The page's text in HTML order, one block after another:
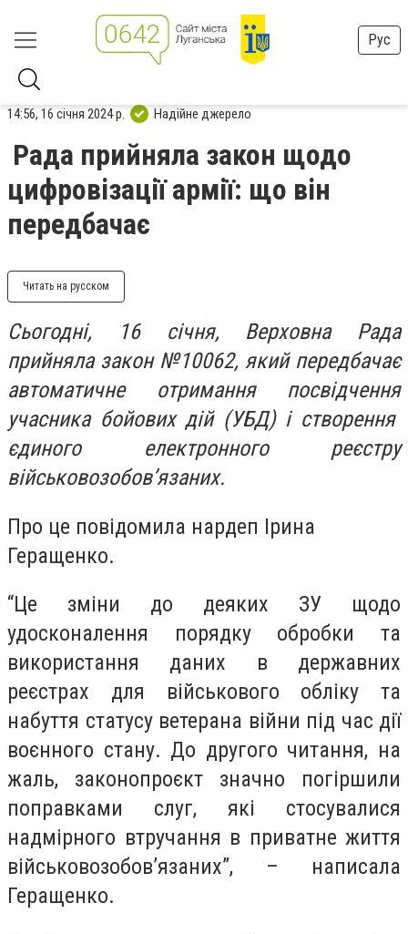
Рус
14:56, 16 січня 2024 р. Надійне джерело
Рада прийняла закон щодо
цифровізації армії: що він
передбачає
Читать на русском
Сьогодні, 16 січня, Верховна Рада
прийняла закон №10062, який передбачає
автоматичне отримання посвідчення
учасника бойових дій (УБД) і створення
єдиного електронного реєстру
військовозобовʼязаних.
Про це повідомила нардеп Ірина
Геращенко.
“Це зміни до деяких ЗУ щодо
удосконалення порядку обробки та
використання даних в державних
реєстрах для військового обліку та
набуття статусу ветерана війни під час дії
воєнного стану. До другого читання, на
жаль, законопроєкт значно погіршили
поправками слуг, які стосувалися
надмірного втручання в приватне життя
військовозобовʼязаних”, – написала
Геращенко.